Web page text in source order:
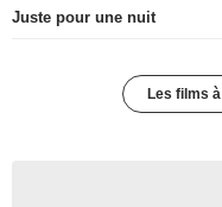
Juste pour une nuit
Les films